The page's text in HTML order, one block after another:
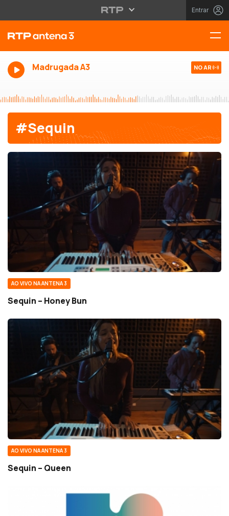
Entrar
Madrugada A3 NO AR
#Sequin
AO VIVO NA ANTENA 3
Sequin – Honey Bun
AO VIVO NA ANTENA 3
Sequin – Queen